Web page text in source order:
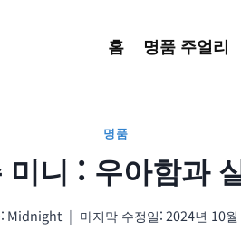
홈 명품 주얼리
명품
니 : 우아함과
Midnight 마지막 수정일:2024년 10월